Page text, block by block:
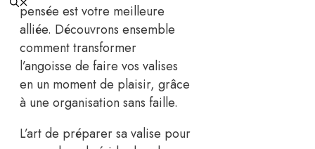
pensée est votre meilleure
alliée. Découvrons ensemble
comment transformer
l’angoisse de faire vos valises
en un moment de plaisir, grâce
à une organisation sans faille.
L’art de préparer sa valise pour